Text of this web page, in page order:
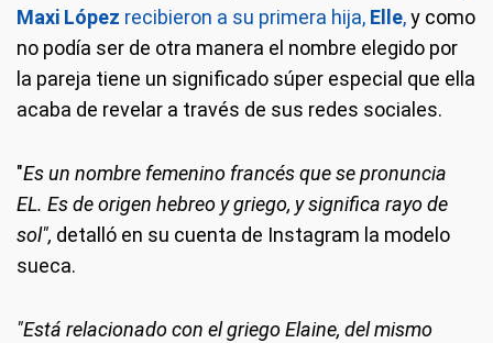
Maxi López recibieron a su primera hija, Elle,y como
no podía ser de otra manera el nombre elegido por
la pareja tiene un significado súper especial que ella
acaba de revelar a través de sus redes sociales.
"Es un nombre femenino francés que se pronuncia
EL. Es de origen hebreo y griego, y significa rayo de
sol", detalló en su cuenta de Instagram la modelo
sueca.
"Está relacionado con el griego Elaine, del mismo